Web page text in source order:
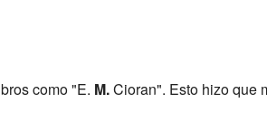
como "E. M.Cioran". Esto hizo que